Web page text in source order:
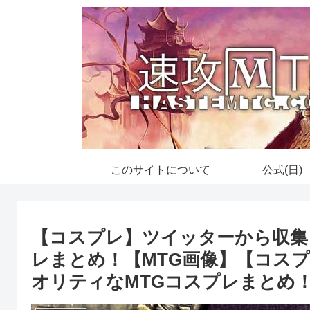
このサイトについて 公式(日)
【コスプレ】ツイッターから収
レまとめ！【MTG画像】【コス
オリティなMTGコスプレまとめ